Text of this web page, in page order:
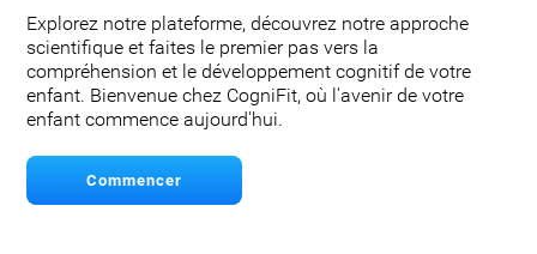
Explorez notre plateforme, découvrez notre approche
scientifique et faites le premier pas vers la
compréhension et le développement cognitif de votre
enfant. Bienvenue chez CogniFit, où l'avenir de votre
enfant commence aujourd'hui.
Commencer